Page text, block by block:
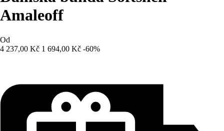
Amaleoff
Od
4 237,00 Kč 1 694,00 Kč -60%